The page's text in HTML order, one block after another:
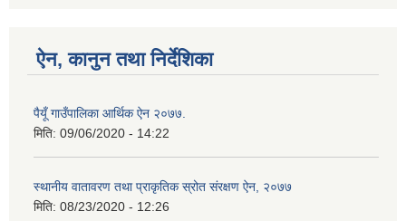
ऐन, कानुन तथा निर्देशिका
पैयूँ गाउँपालिका आर्थिक ऐन २०७७.
मिति: 09/06/2020 - 14:22
स्थानीय वातावरण तथा प्राकृतिक स्रोत संरक्षण ऐन, २०७७
मिति: 08/23/2020 - 12:26